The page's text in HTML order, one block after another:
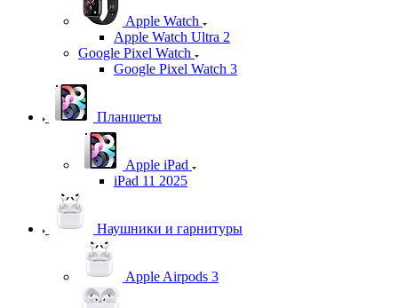
Apple Watch
Apple Watch Ultra 2
Google Pixel Watch
Google Pixel Watch 3
Планшеты
Apple iPad
iPad 11 2025
Наушники и гарнитуры
Apple Airpods 3